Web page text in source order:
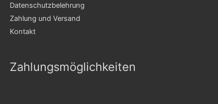
Datenschutzbelehrung
Zahlung und Versand
Kontakt
Zahlungsmöglichkeiten